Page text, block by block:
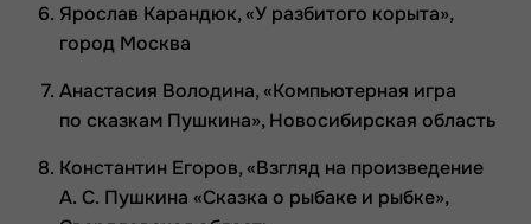
Ярослав Карандюк, «У разбитого корыта»,
город Москва
Анастасия Володина, «Компьютерная игра
по сказкам Пушкина», Новосибирская область
Константин Егоров, «Взгляд на произведение
А. С. Пушкина «Сказка о рыбаке и рыбке»,